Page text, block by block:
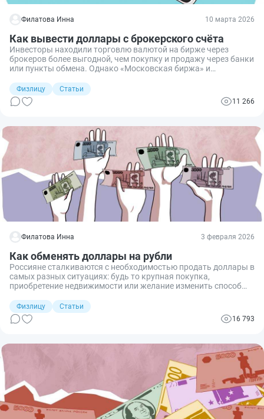
Филатова Инна 10 марта 2026
Как вывести доллары с брокерского счёта
Инвесторы находили торговлю валютой на бирже через
брокеров более выгодной, чем покупку и продажу через банки
или пункты обмена. Однако «Московская биржа» и
«Мосбиржи», подпали под санкции США, которые ограничили
их деятельность. Эти изменения привели к приостановке
торгов валютами, такими, как доллар США и евро, что
Разбираемся.
Физлицу
Статьи
11 266
Филатова Инна 3 февраля 2026
Как обменять доллары на рубли
Россияне сталкиваются с необходимостью продать доллары в
самых разных ситуациях: будь то крупная покупка,
приобретение недвижимости или желание изменить способ
положить на рублёвый депозит. В таких ситуациях требуется
обмен валюты. Как его сделать — рассказываю.
Физлицу
Статьи
16 793